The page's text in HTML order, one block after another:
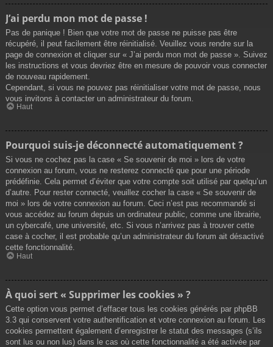
J’ai perdu mon mot de passe !
Pas de panique ! Bien que votre mot de passe ne puisse pas être
récupéré, il peut facilement être réinitialisé. Veuillez vous rendre sur la
page de connexion et cliquer sur « J’ai perdu mon mot de passe ». Suivez
les instructions et vous devriez être en mesure de pouvoir vous connecter
de nouveau rapidement.
Cependant, si vous ne pouvez pas réinitialiser votre mot de passe, nous
vous invitons à contacter un administrateur du forum.
Haut
Pourquoi suis-je déconnecté automatiquement ?
Si vous ne cochez pas la case « Se souvenir de moi » lors de votre
connexion au forum, vous ne resterez connecté que pour une période
prédéfinie. Cela permet d’éviter que votre compte soit utilisé par quelqu’un
d’autre. Pour rester connecté, veuillez cocher la case « Se souvenir de
moi » lors de votre connexion au forum. Ceci n’est pas recommandé si
vous accédez au forum depuis un ordinateur public, comme une librairie,
un cybercafé, une université, etc. Si vous n’arrivez pas à trouver cette
case à cocher, il est probable qu’un administrateur du forum ait désactivé
cette fonctionnalité.
Haut
À quoi sert « Supprimer les cookies » ?
Cette option vous permet d’effacer tous les cookies générés par phpBB
3.3 qui conservent votre authentification et votre connexion au forum. Les
cookies permettent également d’enregistrer le statut des messages (s’ils
sont lus ou non lus) dans le cas où cette fonctionnalité a été activée par